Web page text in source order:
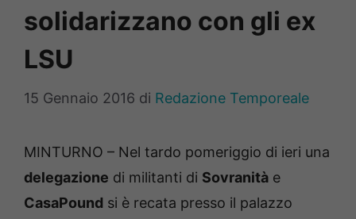
solidarizzano con gli ex
LSU
15 Gennaio 2016 di Redazione Temporeale
MINTURNO – Nel tardo pomeriggio di ieri una
delegazione di militanti di Sovranità e
CasaPound si è recata presso il palazzo